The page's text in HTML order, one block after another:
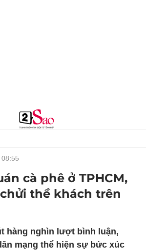
cà phê ở TPHCM,
thề khách trên
hàng nghìn lượt bình luận,
mạng thể hiện sự bức xúc